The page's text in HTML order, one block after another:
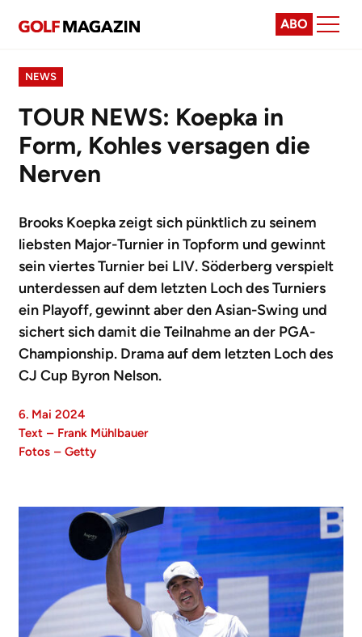
ABO
NEWS
TOUR NEWS: Koepka in
Form, Kohles versagen die
Nerven
Brooks Koepka zeigt sich pünktlich zu seinem
liebsten Major-Turnier in Topform und gewinnt
sein viertes Turnier bei LIV. Söderberg verspielt
unterdessen auf dem letzten Loch des Turniers
ein Playoff, gewinnt aber den Asian-Swing und
sichert sich damit die Teilnahme an der PGA-
Championship. Drama auf dem letzten Loch des
CJ Cup Byron Nelson.
6. Mai 2024
Text – Frank Mühlbauer
Fotos – Getty